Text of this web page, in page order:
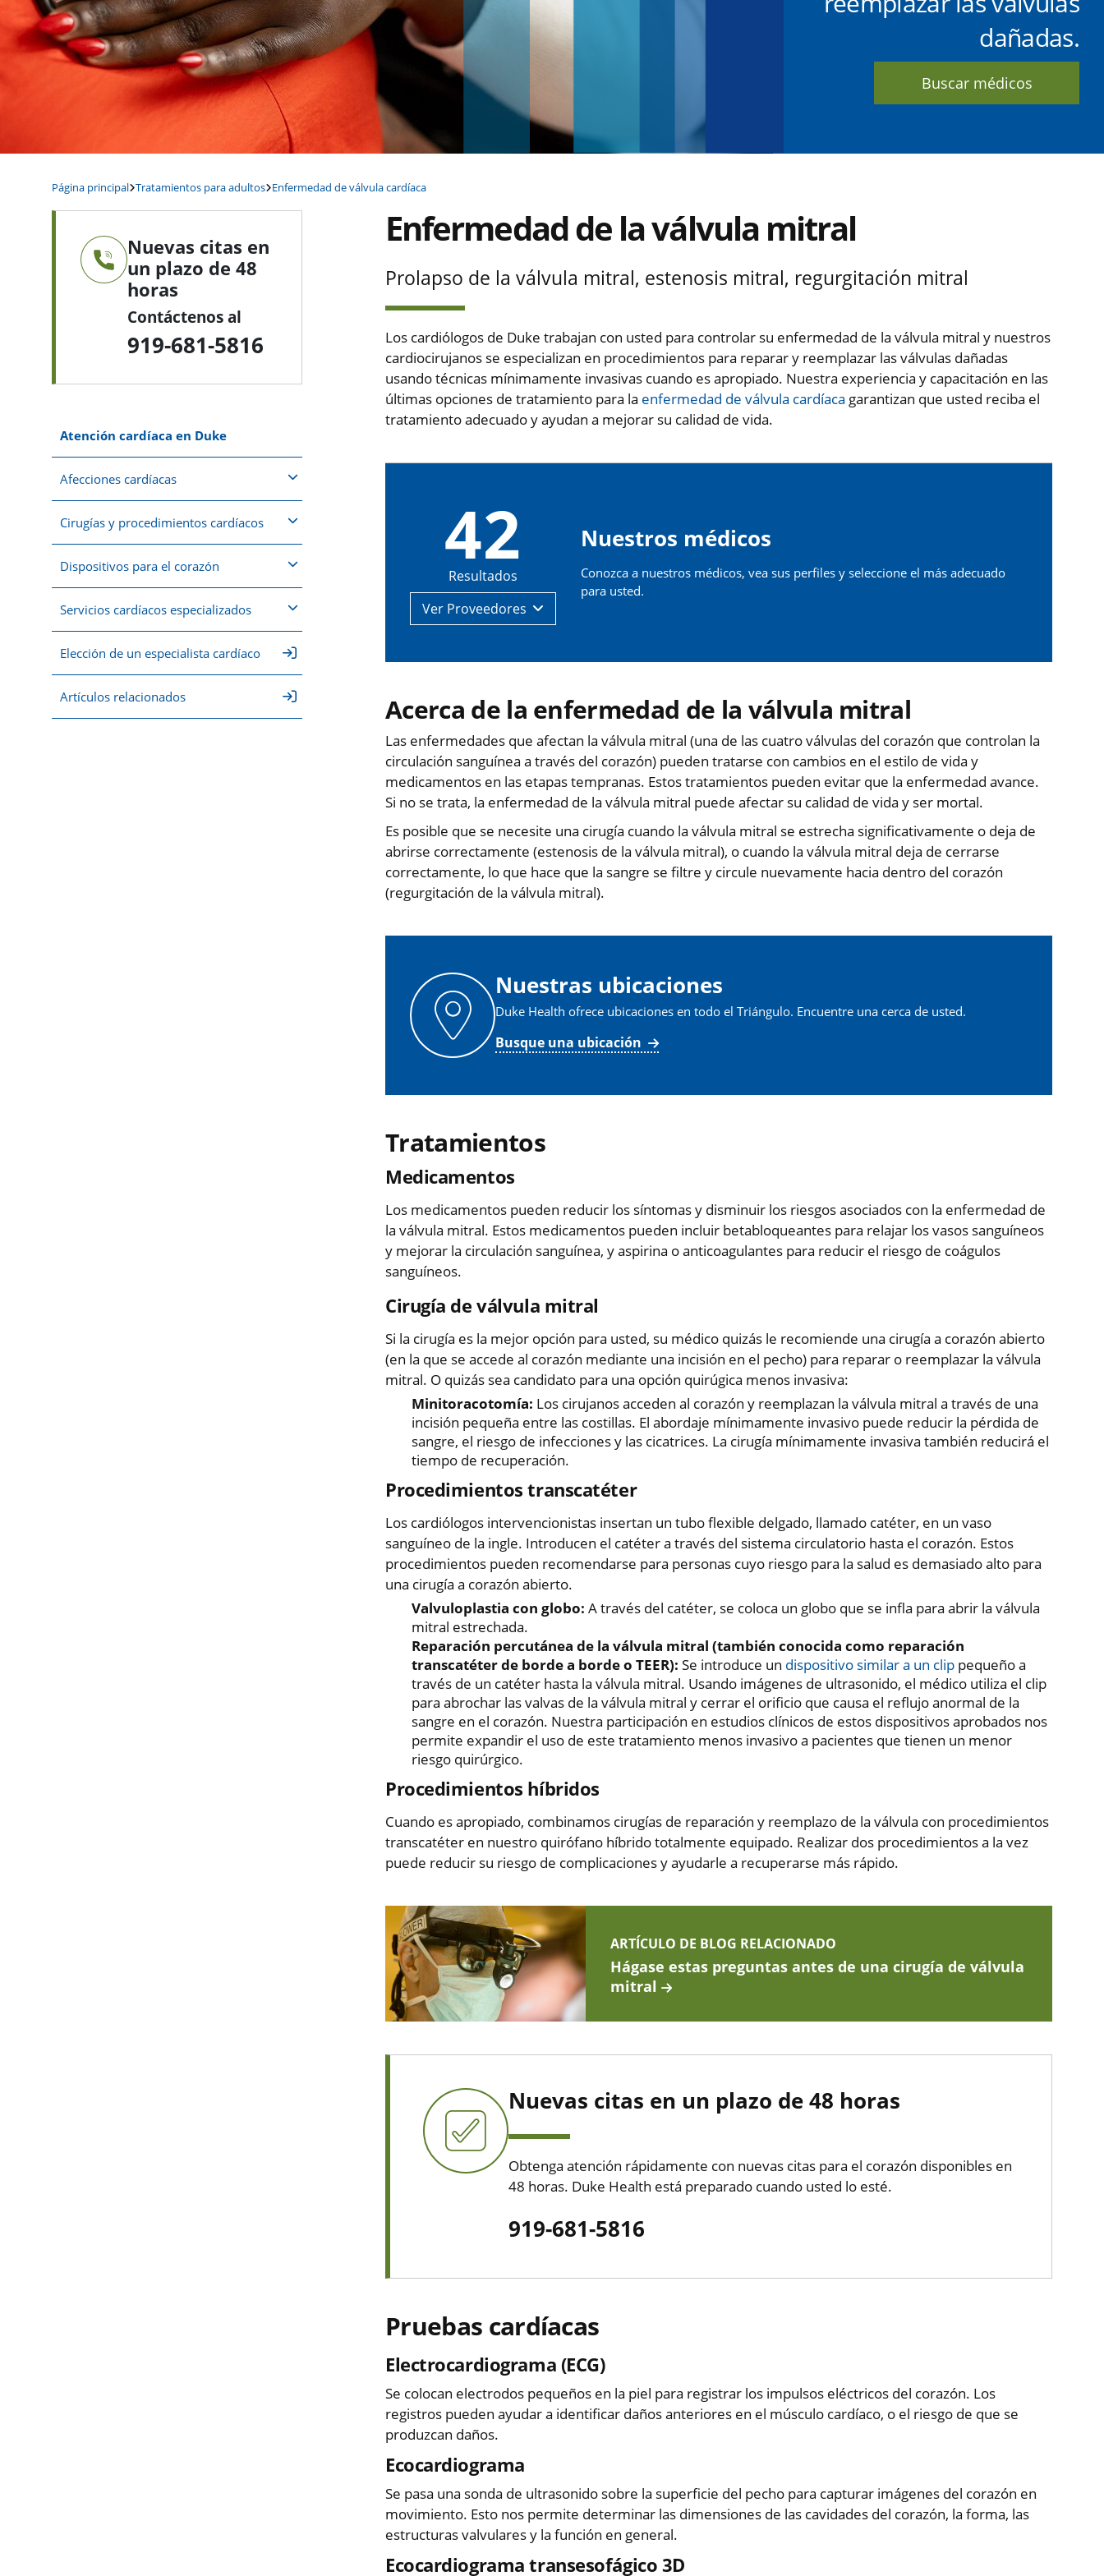
dañadas.
Buscar médicos
Página principal Tratamientos para adultos Enfermedad de válvula cardíaca
Nuevas citas en
un plazo de 48
horas
Contáctenos al
919-681-5816
Atención cardíaca en Duke
Afecciones cardíacas
Cirugías y procedimientos cardíacos
Dispositivos para el corazón
Servicios cardíacos especializados
Elección de un especialista cardíaco
Artículos relacionados
Enfermedad de la válvula mitral
Prolapso de la válvula mitral, estenosis mitral, regurgitación mitral
Los cardiólogos de Duke trabajan con usted para controlar su enfermedad de la válvula mitral y nuestros
cardiocirujanos se especializan en procedimientos para reparar y reemplazar las válvulas dañadas
usando técnicas mínimamente invasivas cuando es apropiado. Nuestra experiencia y capacitación en las
últimas opciones de tratamiento para la enfermedad de válvula cardíaca garantizan que usted reciba el
tratamiento adecuado y ayudan a mejorar su calidad de vida.
42
Resultados
Ver Proveedores
Nuestros médicos
Conozca a nuestros médicos, vea sus perfiles y seleccione el más adecuado
para usted.
Acerca de la enfermedad de la válvula mitral
Las enfermedades que afectan la válvula mitral (una de las cuatro válvulas del corazón que controlan la
circulación sanguínea a través del corazón) pueden tratarse con cambios en el estilo de vida y
medicamentos en las etapas tempranas. Estos tratamientos pueden evitar que la enfermedad avance.
Si no se trata, la enfermedad de la válvula mitral puede afectar su calidad de vida y ser mortal.
Es posible que se necesite una cirugía cuando la válvula mitral se estrecha significativamente o deja de
abrirse correctamente (estenosis de la válvula mitral), o cuando la válvula mitral deja de cerrarse
correctamente, lo que hace que la sangre se filtre y circule nuevamente hacia dentro del corazón
(regurgitación de la válvula mitral).
Nuestras ubicaciones
Duke Health ofrece ubicaciones en todo el Triángulo. Encuentre una cerca de usted.
Busque una ubicación
Tratamientos
Medicamentos
Los medicamentos pueden reducir los síntomas y disminuir los riesgos asociados con la enfermedad de
la válvula mitral. Estos medicamentos pueden incluir betabloqueantes para relajar los vasos sanguíneos
y mejorar la circulación sanguínea, y aspirina o anticoagulantes para reducir el riesgo de coágulos
sanguíneos.
Cirugía de válvula mitral
Si la cirugía es la mejor opción para usted, su médico quizás le recomiende una cirugía a corazón abierto
(en la que se accede al corazón mediante una incisión en el pecho) para reparar o reemplazar la válvula
mitral. O quizás sea candidato para una opción quirúgica menos invasiva:
Minitoracotomía: Los cirujanos acceden al corazón y reemplazan la válvula mitral a través de una
incisión pequeña entre las costillas. El abordaje mínimamente invasivo puede reducir la pérdida de
sangre, el riesgo de infecciones y las cicatrices. La cirugía mínimamente invasiva también reducirá el
tiempo de recuperación.
Procedimientos transcatéter
Los cardiólogos intervencionistas insertan un tubo flexible delgado, llamado catéter, en un vaso
sanguíneo de la ingle. Introducen el catéter a través del sistema circulatorio hasta el corazón. Estos
procedimientos pueden recomendarse para personas cuyo riesgo para la salud es demasiado alto para
una cirugía a corazón abierto.
Valvuloplastia con globo: A través del catéter, se coloca un globo que se infla para abrir la válvula
mitral estrechada.
Reparación percutánea de la válvula mitral (también conocida como reparación
transcatéter de borde a borde o TEER): Se introduce un dispositivo similar a un clip pequeño a
través de un catéter hasta la válvula mitral. Usando imágenes de ultrasonido, el médico utiliza el clip
para abrochar las valvas de la válvula mitral y cerrar el orificio que causa el reflujo anormal de la
sangre en el corazón. Nuestra participación en estudios clínicos de estos dispositivos aprobados nos
permite expandir el uso de este tratamiento menos invasivo a pacientes que tienen un menor
riesgo quirúrgico.
Procedimientos híbridos
Cuando es apropiado, combinamos cirugías de reparación y reemplazo de la válvula con procedimientos
transcatéter en nuestro quirófano híbrido totalmente equipado. Realizar dos procedimientos a la vez
puede reducir su riesgo de complicaciones y ayudarle a recuperarse más rápido.
ARTÍCULO DE BLOG RELACIONADO
Hágase estas preguntas antes de una cirugía de válvula
mitral
Nuevas citas en un plazo de 48 horas
Obtenga atención rápidamente con nuevas citas para el corazón disponibles en
48 horas. Duke Health está preparado cuando usted lo esté.
919-681-5816
Pruebas cardíacas
Electrocardiograma (ECG)
Se colocan electrodos pequeños en la piel para registrar los impulsos eléctricos del corazón. Los
registros pueden ayudar a identificar daños anteriores en el músculo cardíaco, o el riesgo de que se
produzcan daños.
Ecocardiograma
Se pasa una sonda de ultrasonido sobre la superficie del pecho para capturar imágenes del corazón en
movimiento. Esto nos permite determinar las dimensiones de las cavidades del corazón, la forma, las
estructuras valvulares y la función en general.
Ecocardiograma transesofágico 3D